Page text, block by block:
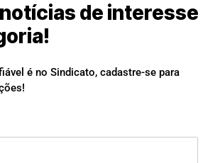
de interesse
é no Sindicato, cadastre-se para